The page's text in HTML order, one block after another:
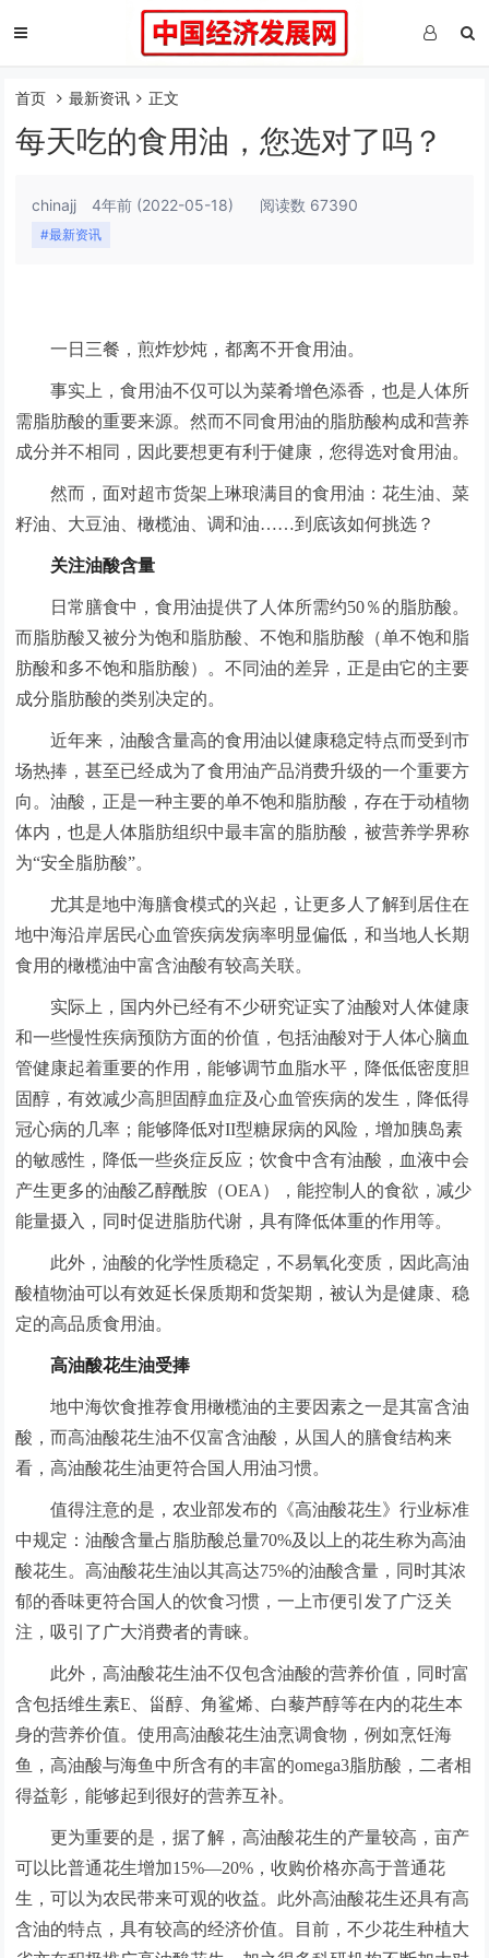
首页 最新资讯 正文
每天吃的食用油，您选对了吗？
chinajj 4年前 (2022-05-18) 阅读数 67390
#最新资讯
一日三餐，煎炸炒炖，都离不开食用油。
事实上，食用油不仅可以为菜肴增色添香，也是人体所
需脂肪酸的重要来源。然而不同食用油的脂肪酸构成和营养
成分并不相同，因此要想更有利于健康，您得选对食用油。
然而，面对超市货架上琳琅满目的食用油：花生油、菜
籽油、大豆油、橄榄油、调和油……到底该如何挑选？
关注油酸含量
日常膳食中，食用油提供了人体所需约50％的脂肪酸。
而脂肪酸又被分为饱和脂肪酸、不饱和脂肪酸（单不饱和脂
肪酸和多不饱和脂肪酸）。不同油的差异，正是由它的主要
成分脂肪酸的类别决定的。
近年来，油酸含量高的食用油以健康稳定特点而受到市
场热捧，甚至已经成为了食用油产品消费升级的一个重要方
向。油酸，正是一种主要的单不饱和脂肪酸，存在于动植物
体内，也是人体脂肪组织中最丰富的脂肪酸，被营养学界称
为“安全脂肪酸”。
尤其是地中海膳食模式的兴起，让更多人了解到居住在
地中海沿岸居民心血管疾病发病率明显偏低，和当地人长期
食用的橄榄油中富含油酸有较高关联。
实际上，国内外已经有不少研究证实了油酸对人体健康
和一些慢性疾病预防方面的价值，包括油酸对于人体心脑血
管健康起着重要的作用，能够调节血脂水平，降低低密度胆
固醇，有效减少高胆固醇血症及心血管疾病的发生，降低得
冠心病的几率；能够降低对II型糖尿病的风险，增加胰岛素
的敏感性，降低一些炎症反应；饮食中含有油酸，血液中会
产生更多的油酸乙醇酰胺（OEA），能控制人的食欲，减少
能量摄入，同时促进脂肪代谢，具有降低体重的作用等。
此外，油酸的化学性质稳定，不易氧化变质，因此高油
酸植物油可以有效延长保质期和货架期，被认为是健康、稳
定的高品质食用油。
高油酸花生油受捧
地中海饮食推荐食用橄榄油的主要因素之一是其富含油
酸，而高油酸花生油不仅富含油酸，从国人的膳食结构来
看，高油酸花生油更符合国人用油习惯。
值得注意的是，农业部发布的《高油酸花生》行业标准
中规定：油酸含量占脂肪酸总量70%及以上的花生称为高油
酸花生。高油酸花生油以其高达75%的油酸含量，同时其浓
郁的香味更符合国人的饮食习惯，一上市便引发了广泛关
注，吸引了广大消费者的青睐。
此外，高油酸花生油不仅包含油酸的营养价值，同时富
含包括维生素E、甾醇、角鲨烯、白藜芦醇等在内的花生本
身的营养价值。使用高油酸花生油烹调食物，例如烹饪海
鱼，高油酸与海鱼中所含有的丰富的omega3脂肪酸，二者相
得益彰，能够起到很好的营养互补。
更为重要的是，据了解，高油酸花生的产量较高，亩产
可以比普通花生增加15%—20%，收购价格亦高于普通花
生，可以为农民带来可观的收益。此外高油酸花生还具有高
含油的特点，具有较高的经济价值。目前，不少花生种植大